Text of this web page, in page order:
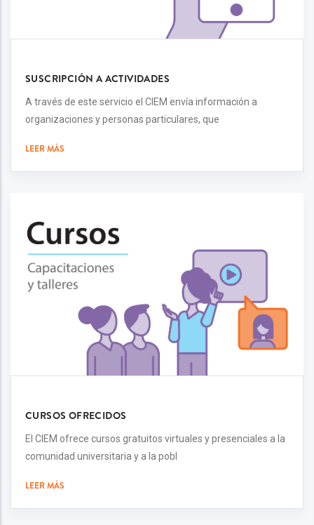
SUSCRIPCIÓN A ACTIVIDADES
A través de este servicio el CIEM envía información a
organizaciones y personas particulares, que
LEER MÁS
CURSOS OFRECIDOS
El CIEM ofrece cursos gratuitos virtuales y presenciales a la
comunidad universitaria y a la pobl
LEER MÁS